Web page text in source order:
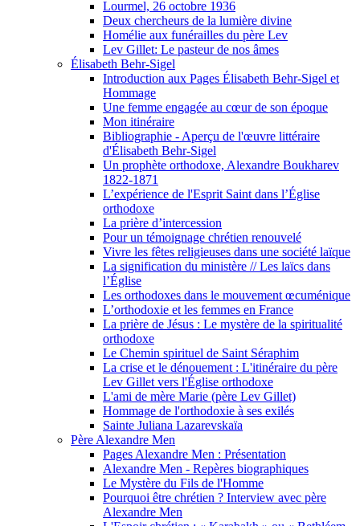
Lourmel, 26 octobre 1936
Deux chercheurs de la lumière divine
Homélie aux funérailles du père Lev
Lev Gillet: Le pasteur de nos âmes
Élisabeth Behr-Sigel
Introduction aux Pages Élisabeth Behr-Sigel et
Hommage
Une femme engagée au cœur de son époque
Mon itinéraire
Bibliographie - Aperçu de l'œuvre littéraire
d'Élisabeth Behr-Sigel
Un prophète orthodoxe, Alexandre Boukharev
1822-1871
L’expérience de l'Esprit Saint dans l’Église
orthodoxe
La prière d’intercession
Pour un témoignage chrétien renouvelé
Vivre les fêtes religieuses dans une société laïque
La signification du ministère // Les laïcs dans
l’Église
Les orthodoxes dans le mouvement œcuménique
L’orthodoxie et les femmes en France
La prière de Jésus : Le mystère de la spiritualité
orthodoxe
Le Chemin spirituel de Saint Séraphim
La crise et le dénouement : L'itinéraire du père
Lev Gillet vers l'Église orthodoxe
L'ami de mère Marie (père Lev Gillet)
Hommage de l'orthodoxie à ses exilés
Sainte Juliana Lazarevskaïa
Père Alexandre Men
Pages Alexandre Men : Présentation
Alexandre Men - Repères biographiques
Le Mystère du Fils de l'Homme
Pourquoi être chrétien ? Interview avec père
Alexandre Men